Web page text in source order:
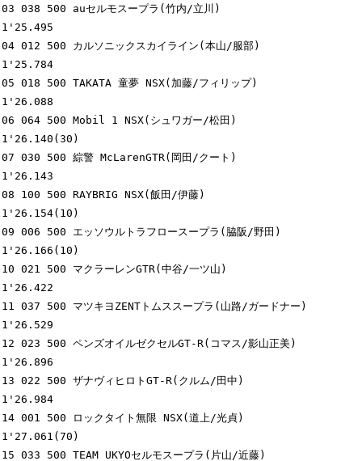
03 038 500 auセルモスープラ(竹内/立川)
1'25.495
04 012 500 カルソニックスカイライン(本山/服部)
1'25.784
05 018 500 TAKATA 童夢 NSX(加藤/フィリップ)
1'26.088
06 064 500 Mobil 1 NSX(シュワガー/松田)
1'26.140(30)
07 030 500 綜警 McLarenGTR(岡田/クート)
1'26.143
08 100 500 RAYBRIG NSX(飯田/伊藤)
1'26.154(10)
09 006 500 エッソウルトラフロースープラ(脇阪/野田)
1'26.166(10)
10 021 500 マクラーレンGTR(中谷/一ツ山)
1'26.422
11 037 500 マツキヨZENTトムススープラ(山路/ガードナー)
1'26.529
12 023 500 ペンズオイルゼクセルGT-R(コマス/影山正美)
1'26.896
13 022 500 ザナヴィヒロトGT-R(クルム/田中)
1'26.984
14 001 500 ロックタイト無限 NSX(道上/光貞)
1'27.061(70)
15 033 500 TEAM UKYOセルモスープラ(片山/近藤)